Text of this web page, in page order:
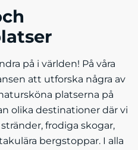
på i världen! På våra
att utforska några av
platserna på
olika destinationer där vi
frodiga skogar,
bergstoppar. I alla